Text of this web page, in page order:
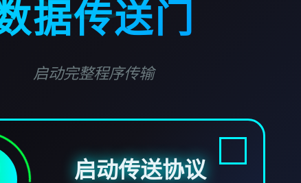
据传送门
启动完整程序传输
启动传送协议